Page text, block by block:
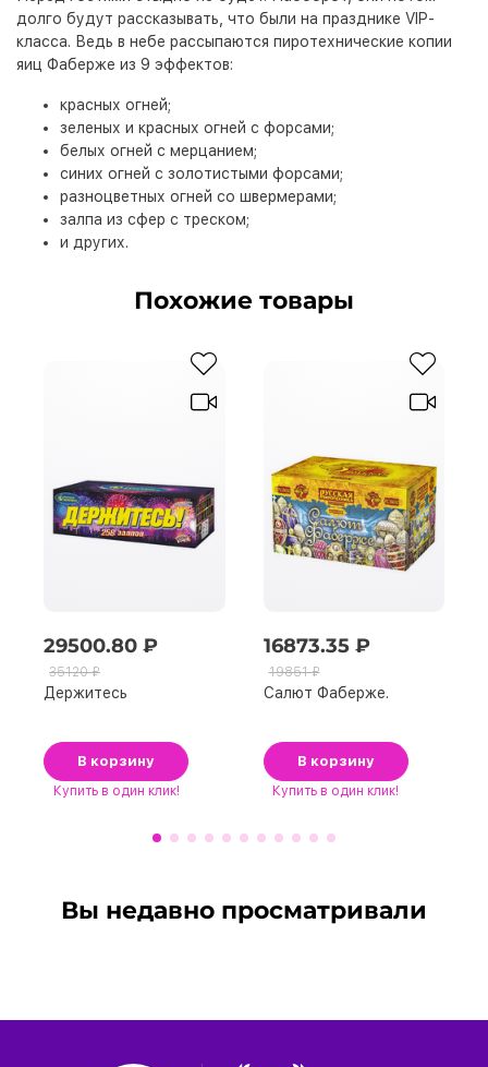
долго будут рассказывать, что были на празднике VIP-
класса. Ведь в небе рассыпаются пиротехнические копии
яиц Фаберже из 9 эффектов:
красных огней;
зеленых и красных огней с форсами;
белых огней с мерцанием;
синих огней с золотистыми форсами;
разноцветных огней со швермерами;
залпа из сфер с треском;
и других.
Похожие товары
29500.80 ₽
35120 ₽
Держитесь
В корзину
Купить в один клик!
16873.35 ₽
19851 ₽
Салют Фаберже.
В корзину
Купить в один клик!
Вы недавно просматривали